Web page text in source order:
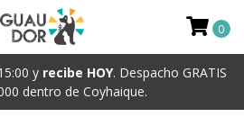
y recibe HOY. Despacho GRATIS
dentro de Coyhaique.
0